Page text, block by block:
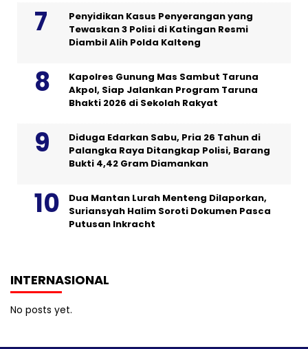
Penyidikan Kasus Penyerangan yang
Tewaskan 3 Polisi di Katingan Resmi
Diambil Alih Polda Kalteng
Kapolres Gunung Mas Sambut Taruna
Akpol, Siap Jalankan Program Taruna
Bhakti 2026 di Sekolah Rakyat
Diduga Edarkan Sabu, Pria 26 Tahun di
Palangka Raya Ditangkap Polisi, Barang
Bukti 4,42 Gram Diamankan
Dua Mantan Lurah Menteng Dilaporkan,
Suriansyah Halim Soroti Dokumen Pasca
Putusan Inkracht
INTERNASIONAL
No posts yet.